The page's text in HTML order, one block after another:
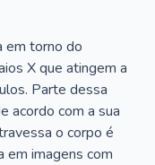
em torno do
X que atingem a
Parte dessa
acordo com a sua
o corpo é
imagens com